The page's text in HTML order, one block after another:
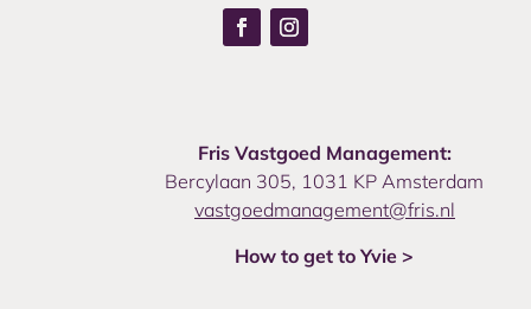
Fris Vastgoed Management:
Bercylaan 305, 1031 KP Amsterdam
vastgoedmanagement@fris.nl
How to get to Yvie >